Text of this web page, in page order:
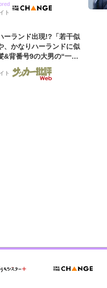
ンティティ
ト
ーランド出現!?「若干似
、かなりハーランドに似
&背番号9の大男の“一人
ー”映像が話題!「元気を
ト